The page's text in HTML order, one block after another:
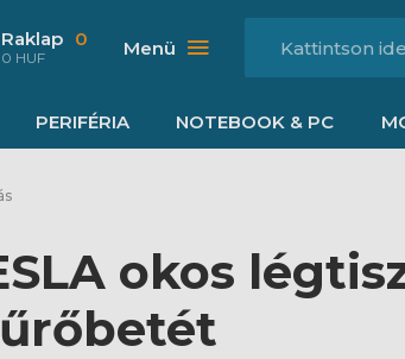
Raklap 0
0 HUF Menü
PERIFÉRIA NOTEBOOK & PC
okos